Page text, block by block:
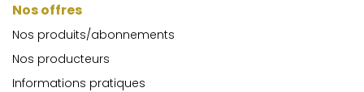
Nos offres
Nos produits/abonnements
Nos producteurs
Informations pratiques